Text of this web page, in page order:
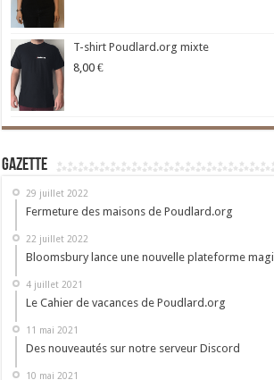
T-shirt Poudlard.org mixte
8,00 €
Gazette
29 juillet 2022
Fermeture des maisons de Poudlard.org
22 juillet 2022
Bloomsbury lance une nouvelle plateforme
4 juillet 2021
Le Cahier de vacances de Poudlard.org
11 mai 2021
Des nouveautés sur notre serveur Discord
10 mai 2021